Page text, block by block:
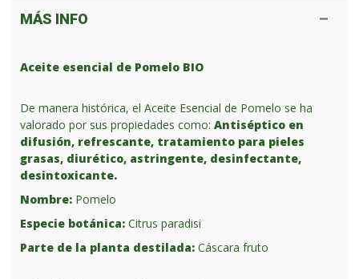
MÁS INFO
Aceite esencial de Pomelo BIO
De manera histórica, el Aceite Esencial de Pomelo se ha
valorado por sus propiedades como: Antiséptico en
difusión, refrescante, tratamiento para pieles
grasas, diurético, astringente, desinfectante,
desintoxicante.
Nombre: Pomelo
Especie botánica: Citrus paradisi
Parte de la planta destilada: Cáscara fruto